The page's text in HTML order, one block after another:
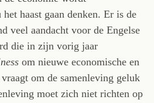
haast gaan denken. Er is de
veel aandacht voor de Engelse
die in zijn vorig jaar
om nieuwe economische en
om de samenleving geluk
moet zich niet richten op